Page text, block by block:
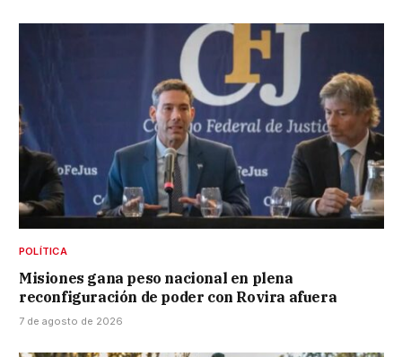
POLÍTICA
Misiones gana peso nacional en plena
reconfiguración de poder con Rovira afuera
7 de agosto de 2026